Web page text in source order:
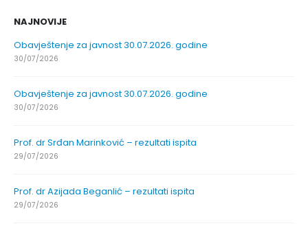
NAJNOVIJE
Obavještenje za javnost 30.07.2026. godine
30/07/2026
Obavještenje za javnost 30.07.2026. godine
30/07/2026
Prof. dr Srđan Marinković – rezultati ispita
29/07/2026
Prof. dr Azijada Beganlić – rezultati ispita
29/07/2026